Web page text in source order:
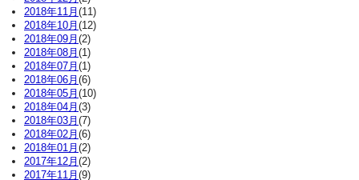
2018年11月 (11)
2018年10月 (12)
2018年09月 (2)
2018年08月 (1)
2018年07月 (1)
2018年06月 (6)
2018年05月 (10)
2018年04月 (3)
2018年03月 (7)
2018年02月 (6)
2018年01月 (2)
2017年12月 (2)
2017年11月 (9)